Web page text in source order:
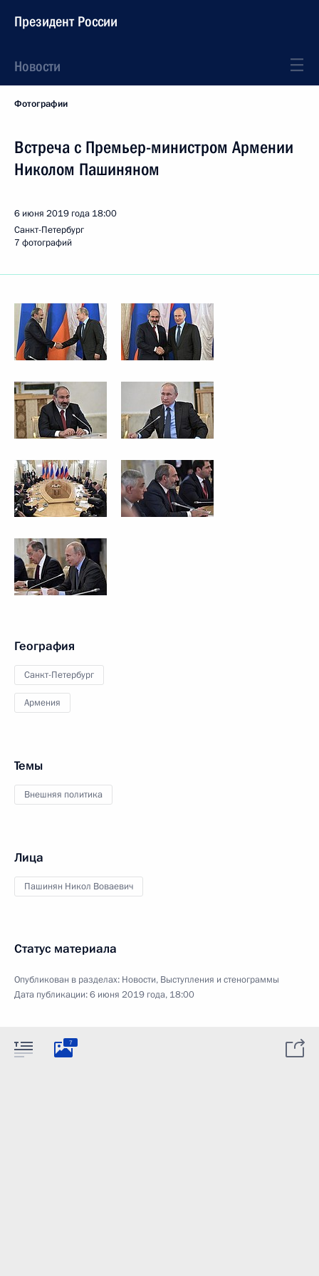
Президент России
Новости
Фотографии
Встреча с Премьер-министром Армении
Николом Пашиняном
6 июня 2019 года 18:00
Санкт-Петербург
7 фотографий
География
Санкт-Петербург
Армения
Темы
Внешняя политика
Лица
Пашинян Никол Воваевич
Статус материала
Опубликован в разделах: Новости, Выступления и стенограммы
Дата публикации:6 июня 2019 года, 18:00
7